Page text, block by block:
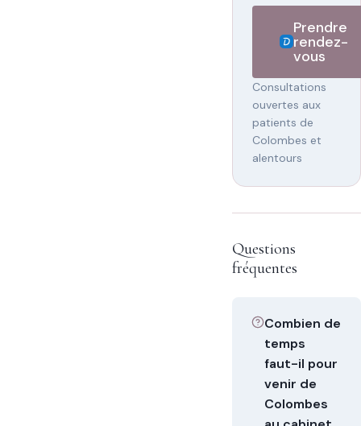
Prendre
rendez-
vous
Consultations
ouvertes aux
patients de
Colombes et
alentours
Questions
fréquentes
Combien de
temps
faut-il pour
venir de
Colombes